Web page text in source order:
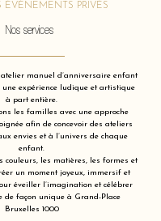
ÉVÈNEMENTS PRIVÉS
Nos services
atelier manuel d’anniversaire enfant
une expérience ludique et artistique
à part entière.
les familles avec une approche
afin de concevoir des ateliers
envies et à l’univers de chaque
enfant.
couleurs, les matières, les formes et
un moment joyeux, immersif et
éveiller l’imagination et célébrer
de façon unique à Grand-Place
Bruxelles 1000